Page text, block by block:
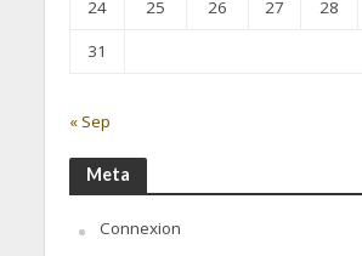
24
25 26 27 28
31
« Sep
Meta
Connexion